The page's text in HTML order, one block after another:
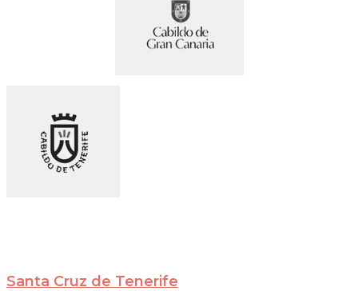
Santa Cruz de Tenerife